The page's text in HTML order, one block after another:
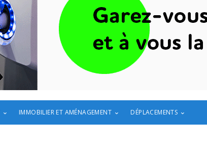
IMMOBILIER ET AMÉNAGEMENT DÉPLACEMENTS